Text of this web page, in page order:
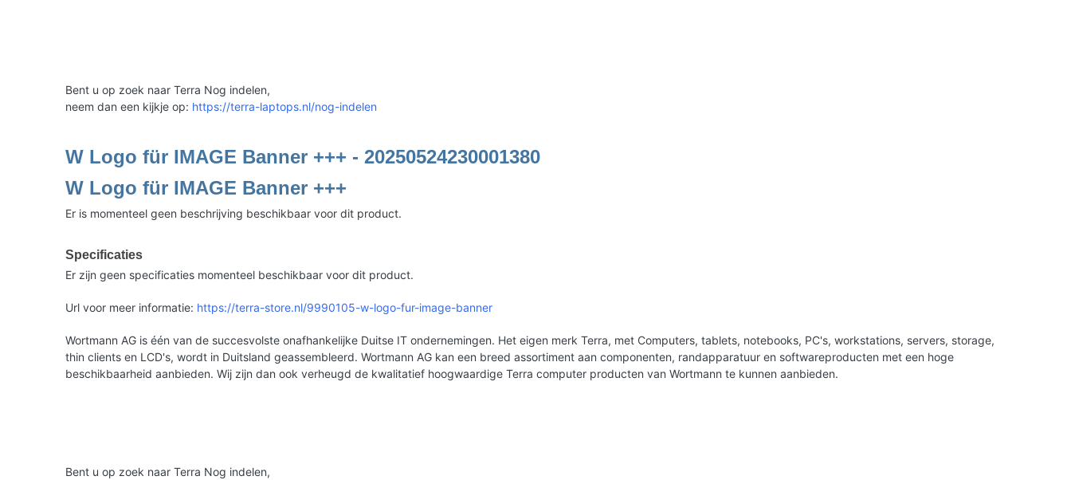
Bent u op zoek naar Terra Nog indelen,
neem dan een kijkje op: https://terra-laptops.nl/nog-indelen
W Logo für IMAGE Banner +++ - 20250524230001380
W Logo für IMAGE Banner +++
Er is momenteel geen beschrijving beschikbaar voor dit product.
Specificaties
Er zijn geen specificaties momenteel beschikbaar voor dit product.
Url voor meer informatie: https://terra-store.nl/9990105-w-logo-fur-image-banner
Wortmann AG is één van de succesvolste onafhankelijke Duitse IT ondernemingen. Het eigen merk Terra, met Computers, tablets, notebooks, PC's, workstations, servers, storage,
thin clients en LCD's, wordt in Duitsland geassembleerd. Wortmann AG kan een breed assortiment aan componenten, randapparatuur en softwareproducten met een hoge
beschikbaarheid aanbieden. Wij zijn dan ook verheugd de kwalitatief hoogwaardige Terra computer producten van Wortmann te kunnen aanbieden.
Bent u op zoek naar Terra Nog indelen,